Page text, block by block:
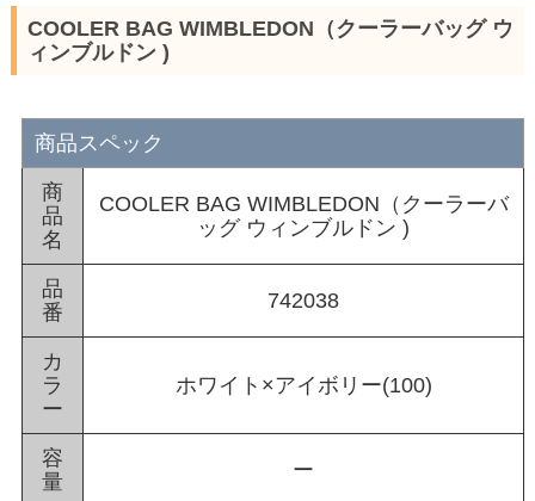
COOLER BAG WIMBLEDON（クーラーバッグ ウ
ィンブルドン )
商品スペック
商
品
名
COOLER BAG WIMBLEDON（クーラーバ
ッグ ウィンブルドン )
品
番
742038
カ
ラ
ー
ホワイト×アイボリー(100)
容
量
ー